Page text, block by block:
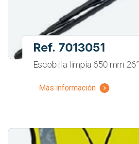
Ref. 7013051
Escobilla limpia 650 mm 26”
Más información